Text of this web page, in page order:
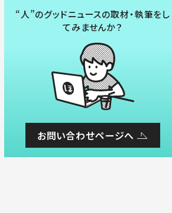
“人”のグッドニュースの取材・執筆をし
てみませんか？
お問い合わせページへ